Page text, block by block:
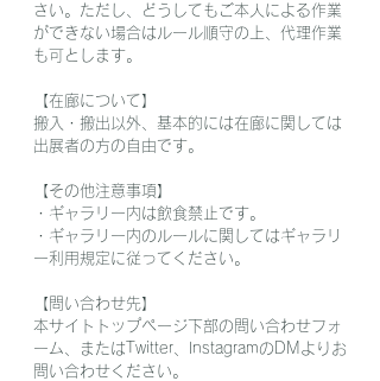
さい。ただし、どうしてもご本人による作業
ができない場合はルール順守の上、代理作業
も可とします。
【在廊について】
搬入・搬出以外、基本的には在廊に関しては
出展者の方の自由です。
【その他注意事項】
・ギャラリー内は飲食禁止です。
・ギャラリー内のルールに関してはギャラリ
ー利用規定に従ってください。
【問い合わせ先】
本サイトトップページ下部の問い合わせフォ
ーム、またはTwitter、InstagramのDMよりお
問い合わせください。